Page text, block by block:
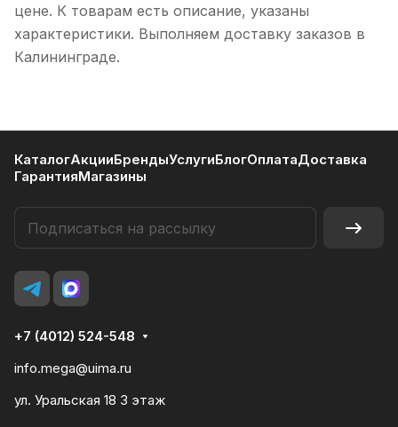
цене. К товарам есть описание, указаны
характеристики. Выполняем доставку заказов в
Калининграде.
КаталогАкцииБрендыУслугиБлогОплатаДоставка
ГарантияМагазины
+7 (4012) 524-548
info.mega@uima.ru
ул. Уральская 18 3 этаж